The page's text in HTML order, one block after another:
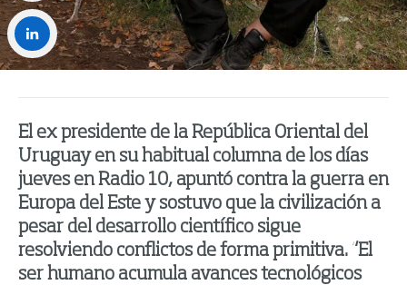
El ex presidente de la República Oriental del
Uruguay en su habitual columna de los días
jueves en Radio 10, apuntó contra la guerra en
Europa del Este y sostuvo que la civilización a
pesar del desarrollo científico sigue
resolviendo conflictos de forma primitiva. “El
ser humano acumula avances tecnológicos
WhatsApp
LinkedIn